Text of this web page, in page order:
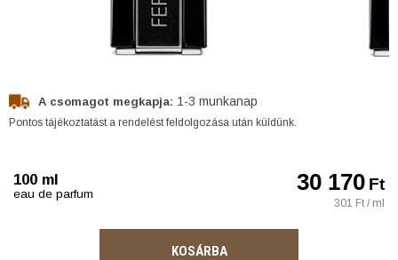
A csomagot megkapja: 1-3 munkanap
Pontos tájékoztatást a rendelést feldolgozása után küldünk.
100 ml
eau de parfum 30 170Ft
301 Ft / ml
KOSÁRBA